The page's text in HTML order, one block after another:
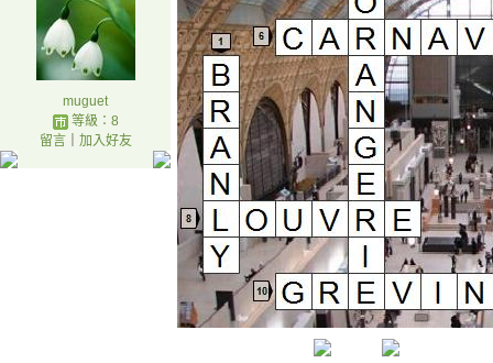
muguet
等級：8
留言｜ 加入好友